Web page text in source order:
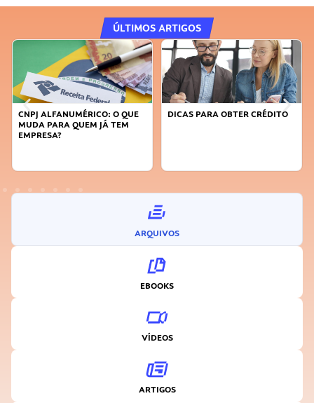
ÚLTIMOS ARTIGOS
DICAS PARA OBTER CRÉDITO
FAÇA A DIFERENÇA: SEJA
ARQUIVOS
EBOOKS
VÍDEOS
ARTIGOS